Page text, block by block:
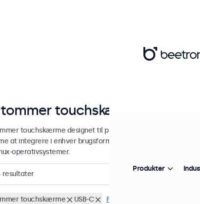
tommer touchskærme
touchskærme designet til professionel og kontinuerlig
at integrere i enhver brugsform og ethvert miljø og er
operativsystemer.
resultater
touchskærme USB-C Fjern alt
Produkter